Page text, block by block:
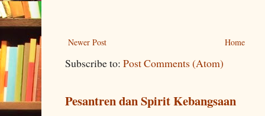
Newer Post Home
Subscribe to: Post Comments (Atom)
Pesantren dan Spirit Kebangsaan